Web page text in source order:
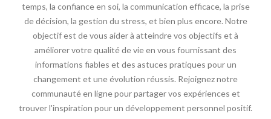
temps, la confiance en soi, la communication efficace, la prise
de décision, la gestion du stress, et bien plus encore. Notre
objectif est de vous aider à atteindre vos objectifs et à
améliorer votre qualité de vie en vous fournissant des
informations fiables et des astuces pratiques pour un
changement et une évolution réussis. Rejoignez notre
communauté en ligne pour partager vos expériences et
trouver l'inspiration pour un développement personnel positif.